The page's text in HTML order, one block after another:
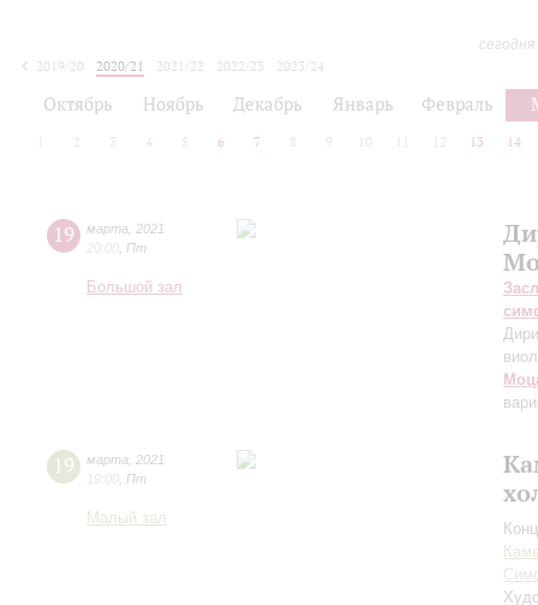
2019/20
2020/21 2021/22 2022/23
2023/24
Октябрь Ноябрь Декабрь Январь Февраль
2 3 4 5 6 7 8 9 10 12 13 14
19 марта
2021
20:00 Пт
Большой зал
19 марта
2021
19:00 Пт
Малый зал